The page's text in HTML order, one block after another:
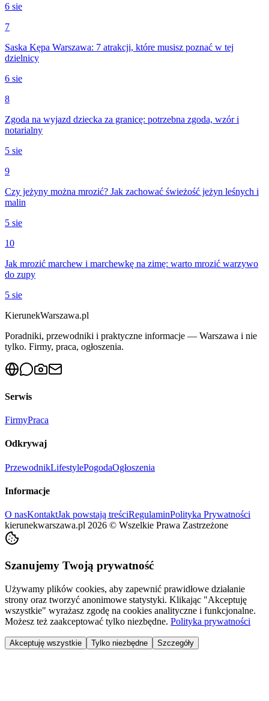
6 sie
7
Saska Kępa Warszawa: 7 atrakcji, które musisz poznać w tej
dzielnicy
6 sie
8
Zgoda na wyjazd dziecka za granicę: potrzebna zgoda, wzór i
notarialny
5 sie
9
Czy jeżyny można mrozić? Jak zachować świeżość jeżyn leśnych i
malin
5 sie
10
Jak mrozić marchew i marchewkę na zimę: warto mrozić warzywo
do zupy
5 sie
KierunekWarszawa.pl
Poradniki, przewodniki i praktyczne informacje — Warszawa i nie
tylko. Firmy, praca, ogłoszenia.
Serwis
FirmyPraca
Odkrywaj
PrzewodnikLifestylePogodaOgłoszenia
Informacje
O nasKontaktJak powstają treściRegulaminPolityka Prywatności
kierunekwarszawa.pl 2026 © Wszelkie Prawa Zastrzeżone
Szanujemy Twoją prywatność
Używamy plików cookies, aby zapewnić prawidłowe działanie
strony oraz tworzyć anonimowe statystyki. Klikając "Akceptuję
wszystkie" wyrażasz zgodę na cookies analityczne i funkcjonalne.
Możesz też zaakceptować tylko niezbędne. Polityka prywatności
Akceptuję wszystkie Tylko niezbędne Szczegóły